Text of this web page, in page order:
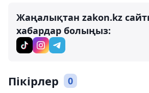
Жаңалықтан zakon.kz
хабардар болыңыз:
Пікірлер 0